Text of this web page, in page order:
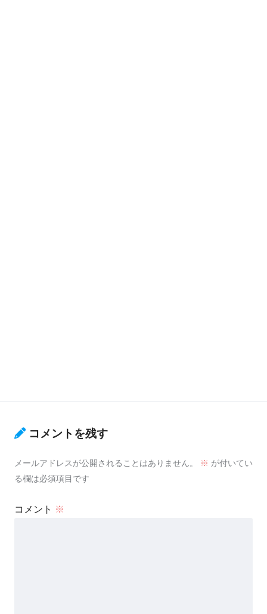
コメントを残す
メールアドレスが公開されることはありません。 ※ が付いてい
る欄は必須項目です
コメント ※